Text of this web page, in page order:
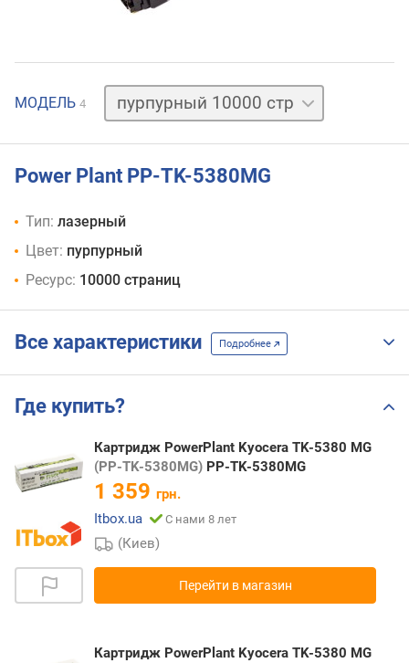
МОДЕЛЬ 4
желтый
10000 стр
черный
Power Plant PP-TK-5380MG
Тип: лазерный
Цвет: пурпурный
Ресурс: 10000 страниц
Все характеристики Подробнее
Где купить?
Картридж PowerPlant Kyocera TK-5380 MG
(PP-TK-5380MG) PP-TK-5380MG
1 359 грн.
Itbox.ua
С нами 8 лет
(Киев)
Перейти в магазин
Картридж PowerPlant Kyocera TK-5380 MG